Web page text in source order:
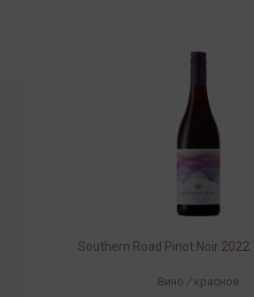
Southern Road Pinot Noir 2022
Вино / красное